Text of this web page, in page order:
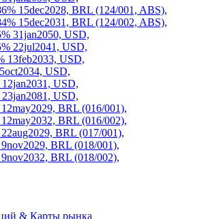
15dec2028, BRL (124/001, ABS),
15dec2031, BRL (124/002, ABS),
31jan2050, USD,
22jul2041, USD,
13feb2033, USD,
USD,
USD,
USD,
BRL (016/001),
BRL (016/002),
BRL (017/001),
BRL (018/001),
BRL (018/002),
& Карты рынка